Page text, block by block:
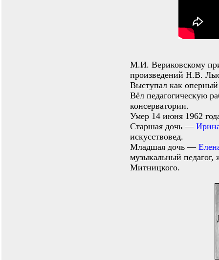
М.И. Вериковскому
произведений Н.В.
Выступал как
Вёл педагогическую
консерватории.
Умер 14 июня 1962
Старшая дочь —
искусствовед.
Младшая дочь —
музыкальный педагог,
Митницкого.